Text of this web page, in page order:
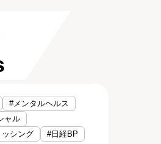
#メンタルヘルス
ャル
シング
#日経BP